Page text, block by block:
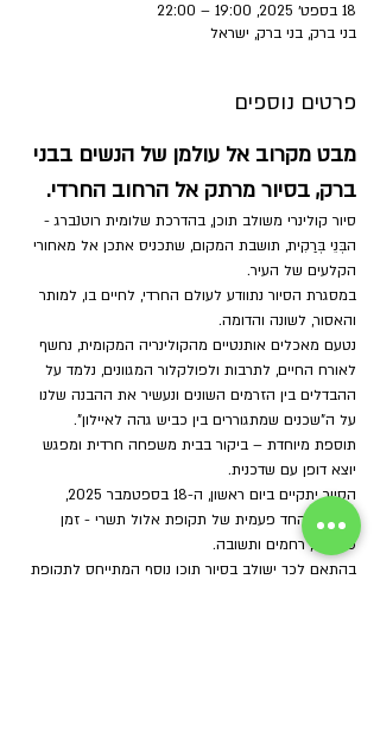
18 בספט׳ 2025, 19:00 – 22:00
בני ברק, בני ברק, ישראל
פרטים נוספים
מבט מקרוב אל עולמן של הנשים בבני
ברק, בסיור מרתק אל הרחוב החרדי.
סיור קולינרי משולב תוכן, בהדרכת שלומית רוטנברג -
הבְּנֵי בְּרַקִית, תושבת המקום, שתכניס אתכן אל מאחורי
הקלעים של העיר.
במסגרת הסיור נתוודע לעולם החרדי, לחיים בו, למותר
והאסור, לשונה והדומה.
נטעם מאכלים אותנטיים מהקולינריה המקומית, נחשף
לאורח החיים, לתרבות ולפולקלור המגוונים, נלמד על
ההבדלים בין הזרמים השונים ונעשיר את ההבנה שלנו
על ה"שכנים שמתגוררים בין כביש גהה לאיילון".
תוספת מיוחדת – ביקור בבית משפחה חרדית ומפגש
יוצא דופן עם שדכנית.
הסיור יתקיים ביום ראשון, ה-18 בספטמבר 2025,
באווירה החד פעמית של תקופת אלול תשרי - זמן
סליחות, רחמים ותשובה.
בהתאם לכך ישולב בסיור תוכן נוסף המתייחס לתקופת